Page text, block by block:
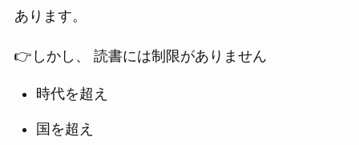
あります。
👉しかし、 読書には制限がありません
時代を超え
国を超え